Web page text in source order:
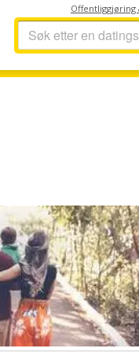
Offentliggjøring